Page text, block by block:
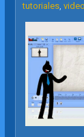
tutoriales,